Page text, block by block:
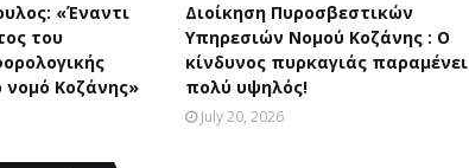
«Έναντι
του
νομό Κοζάνης»
Διοίκηση Πυροσβεστικών
Υπηρεσιών Νομού Κοζάνης : Ο
κίνδυνος πυρκαγιάς παραμένει
πολύ υψηλός!
July 20, 2026